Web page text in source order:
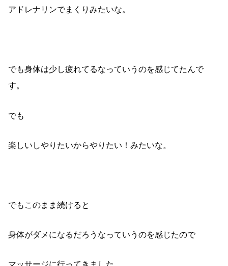
アドレナリンでまくりみたいな。
でも身体は少し疲れてるなっていうのを感じてたんで
す。
でも
楽しいしやりたいからやりたい！みたいな。
でもこのまま続けると
身体がダメになるだろうなっていうのを感じたので
マッサージに行ってきました。